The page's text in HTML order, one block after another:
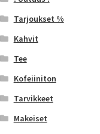
Tarjoukset %
Kahvit
Tee
Kofeiiniton
Tarvikkeet
Makeiset